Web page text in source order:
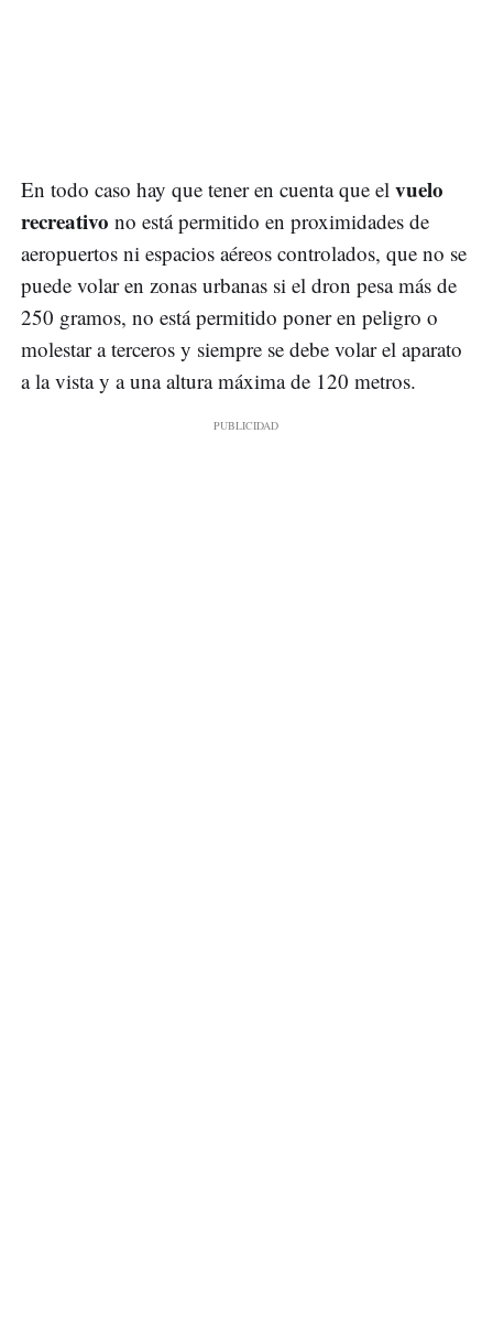
En todo caso hay que tener en cuenta que el vuelo
recreativo no está permitido en proximidades de
aeropuertos ni espacios aéreos controlados, que no se
puede volar en zonas urbanas si el dron pesa más de
250 gramos, no está permitido poner en peligro o
molestar a terceros y siempre se debe volar el aparato
a la vista y a una altura máxima de 120 metros.